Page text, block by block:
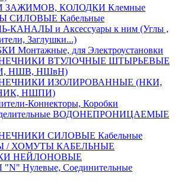
ЗАЖИМОВ, КОЛОДКИ Клемные
СИЛОВЫЕ Кабельные
КАНАЛЫ и Аксессуары к ним (Углы ,
Заглушки...)
Монтажные, для Электроустановки
ВТУЛОЧНЫЕ ШТЫРЬЕВЫЕ
НШВ, НШвН)
ИЗОЛИРОВАННЫЕ (НКИ,
НШПИ)
Коннекторы, Коробки
ВОДОНЕПРОНИЦАЕМЫЕ
СИЛОВЫЕ Кабельные
/ ХОМУТЫ КАБЕЛЬНЫЕ
НЕЙЛОНОВЫЕ
Нулевые, Соединительные